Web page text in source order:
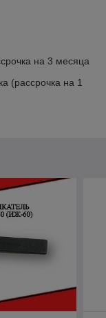
на 3 месяца
(рассрочка на 1